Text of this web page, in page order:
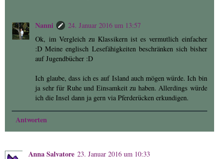
Nanni
24. Januar 2016 um 13:57
Ok, im Vergleich zu Klassikern ist es vermutlich einfacher
:D Meine englisch Lesefähigkeiten beschränken sich bisher
auf Jugendbücher :D
Ich glaube, dass ich es auf Island auch mögen würde. Ich bin
ja sehr für Ruhe und Einsamkeit zu haben. Allerdings würde
ich die Insel dann ja gern via Pferderücken erkundigen.
Antworten
Anna Salvatore 23. Januar 2016 um 10:33